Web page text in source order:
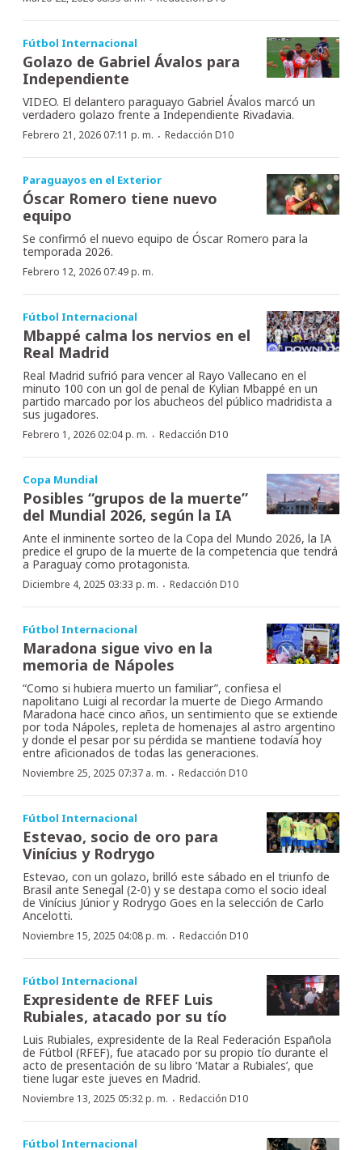
Fútbol Internacional
Golazo de Gabriel Ávalos para
Independiente
VIDEO. El delantero paraguayo Gabriel Ávalos marcó un
verdadero golazo frente a Independiente Rivadavia.
Febrero 21, 2026 07:11 p. m. · Redacción D10
Paraguayos en el Exterior
Óscar Romero tiene nuevo
equipo
Se confirmó el nuevo equipo de Óscar Romero para la
temporada 2026.
Febrero 12, 2026 07:49 p. m.
Fútbol Internacional
Mbappé calma los nervios en el
Real Madrid
Real Madrid sufrió para vencer al Rayo Vallecano en el
minuto 100 con un gol de penal de Kylian Mbappé en un
partido marcado por los abucheos del público madridista a
sus jugadores.
Febrero 1, 2026 02:04 p. m. · Redacción D10
Copa Mundial
Posibles “grupos de la muerte”
del Mundial 2026, según la IA
Ante el inminente sorteo de la Copa del Mundo 2026, la IA
predice el grupo de la muerte de la competencia que tendrá
a Paraguay como protagonista.
Diciembre 4, 2025 03:33 p. m. · Redacción D10
Fútbol Internacional
Maradona sigue vivo en la
memoria de Nápoles
“Como si hubiera muerto un familiar”, confiesa el
napolitano Luigi al recordar la muerte de Diego Armando
Maradona hace cinco años, un sentimiento que se extiende
por toda Nápoles, repleta de homenajes al astro argentino
y donde el pesar por su pérdida se mantiene todavía hoy
entre aficionados de todas las generaciones.
Noviembre 25, 2025 07:37 a. m. · Redacción D10
Fútbol Internacional
Estevao, socio de oro para
Vinícius y Rodrygo
Estevao, con un golazo, brilló este sábado en el triunfo de
Brasil ante Senegal (2-0) y se destapa como el socio ideal
de Vinícius Júnior y Rodrygo Goes en la selección de Carlo
Ancelotti.
Noviembre 15, 2025 04:08 p. m. · Redacción D10
Fútbol Internacional
Expresidente de RFEF Luis
Rubiales, atacado por su tío
Luis Rubiales, expresidente de la Real Federación Española
de Fútbol (RFEF), fue atacado por su propio tío durante el
acto de presentación de su libro ‘Matar a Rubiales’, que
tiene lugar este jueves en Madrid.
Noviembre 13, 2025 05:32 p. m. · Redacción D10
Fútbol Internacional